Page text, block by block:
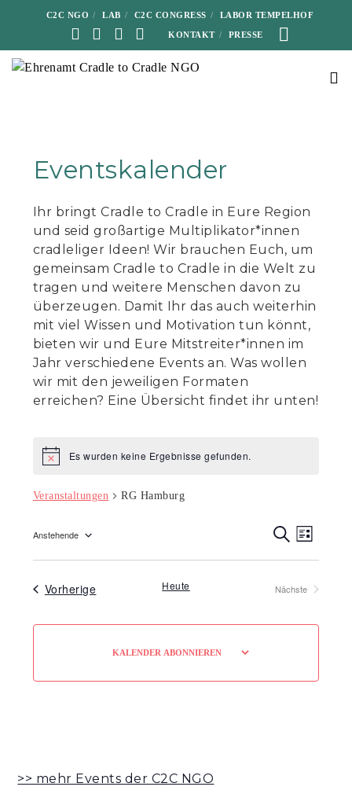
C2C NGO LAB C2C CONGRESS LABOR TEMPELHOF
KONTAKT PRESSE
Eventskalender
Ihr bringt Cradle to Cradle in Eure Region
und seid großartige Multiplikator*innen
cradleliger Ideen! Wir brauchen Euch, um
gemeinsam Cradle to Cradle in die Welt zu
tragen und weitere Menschen davon zu
überzeugen. Damit Ihr das auch weiterhin
mit viel Wissen und Motivation tun könnt,
bieten wir und Eure Mitstreiter*innen im
Jahr verschiedene Events an. Was wollen
wir mit den jeweiligen Formaten
erreichen? Eine Übersicht findet ihr unten!
HinweisEs wurden keine Ergebnisse gefunden.
Veranstaltungen RG Hamburg
Suche
U
H
E
I
E
Anstehende
VorherigeVeranstaltungen
Heute
Nächste
KALENDER ABONNIEREN
>> mehr Events der C2C NGO